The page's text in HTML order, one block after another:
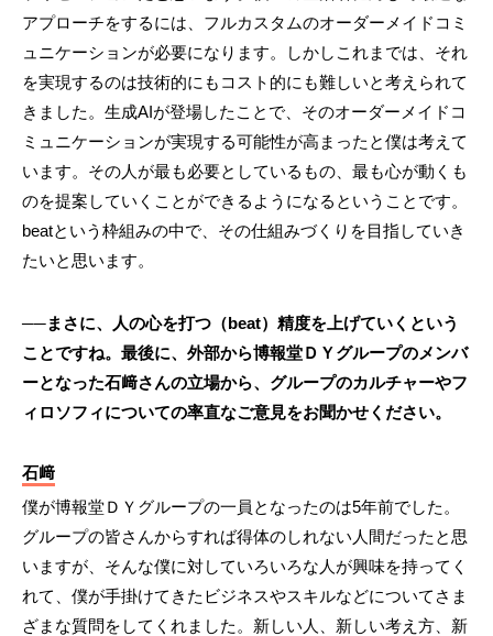
アプローチをするには、フルカスタムのオーダーメイドコミ
ュニケーションが必要になります。しかしこれまでは、それ
を実現するのは技術的にもコスト的にも難しいと考えられて
きました。生成AIが登場したことで、そのオーダーメイドコ
ミュニケーションが実現する可能性が高まったと僕は考えて
います。その人が最も必要としているもの、最も心が動くも
のを提案していくことができるようになるということです。
beatという枠組みの中で、その仕組みづくりを目指していき
たいと思います。
──まさに、人の心を打つ（beat）精度を上げていくという
ことですね。最後に、外部から博報堂ＤＹグループのメンバ
ーとなった石﨑さんの立場から、グループのカルチャーやフ
ィロソフィについての率直なご意見をお聞かせください。
石﨑
僕が博報堂ＤＹグループの一員となったのは5年前でした。
グループの皆さんからすれば得体のしれない人間だったと思
いますが、そんな僕に対していろいろな人が興味を持ってく
れて、僕が手掛けてきたビジネスやスキルなどについてさま
ざまな質問をしてくれました。新しい人、新しい考え方、新